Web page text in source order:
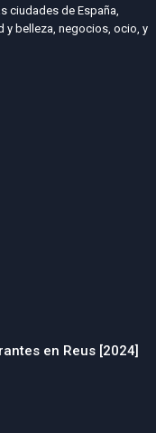
ciudades de España,
y belleza, negocios, ocio, y
en Reus [2024]